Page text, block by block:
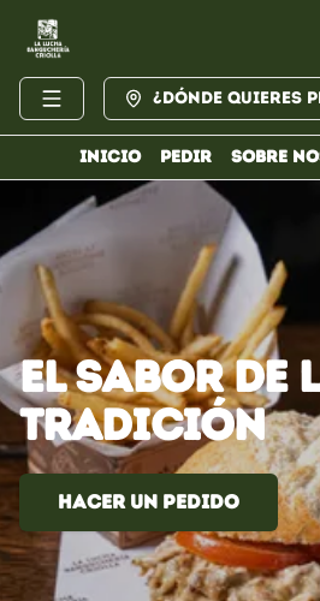
¿Dónde quieres
INICIO PEDIR SOBRE
EL SABOR DE
TRADICIÓN
Hacer un pedido